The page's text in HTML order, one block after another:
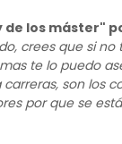
de los
crees que si
te lo puedo
carreras, son los
por que se